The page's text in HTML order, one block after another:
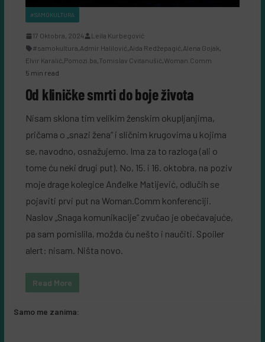
#SAMOKULTURA
17 Oktobra, 2024
Leila Kurbegović
#samokultura,Admir Halilović,Aida Redžepagić,Alena Gojak,
Elvir Karalić,Pomozi.ba,Tomislav Cvitanušić,Woman.Comm
5 min read
Od kliničke smrti do boje života
Nisam sklona tim velikim ženskim okupljanjima,
pričama o „snazi žena“ i sličnim krugovima u kojima
se, navodno, osnažujemo. Ima za to razloga (ali o
tome ću neki drugi put). No, 15. i 16. oktobra, na poziv
moje drage kolegice Anđelke Matijević, odlučih se
pojaviti prvi put na Woman.Comm konferenciji.
Naslov „Snaga komunikacije“ zvučao je obećavajuće,
pa sam pomislila, možda ću nešto i naučiti. Spoiler
alert: nisam. Ništa novo.
Read More
Samo me zanima: